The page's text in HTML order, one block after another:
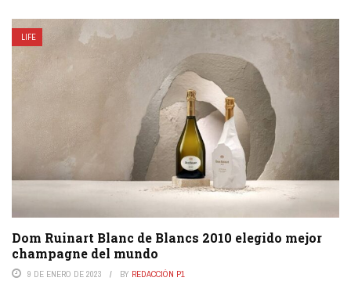
LIFE
Dom Ruinart Blanc de Blancs 2010 elegido mejor
champagne del mundo
9 DE ENERO DE 2023 BY REDACCIÓN P1